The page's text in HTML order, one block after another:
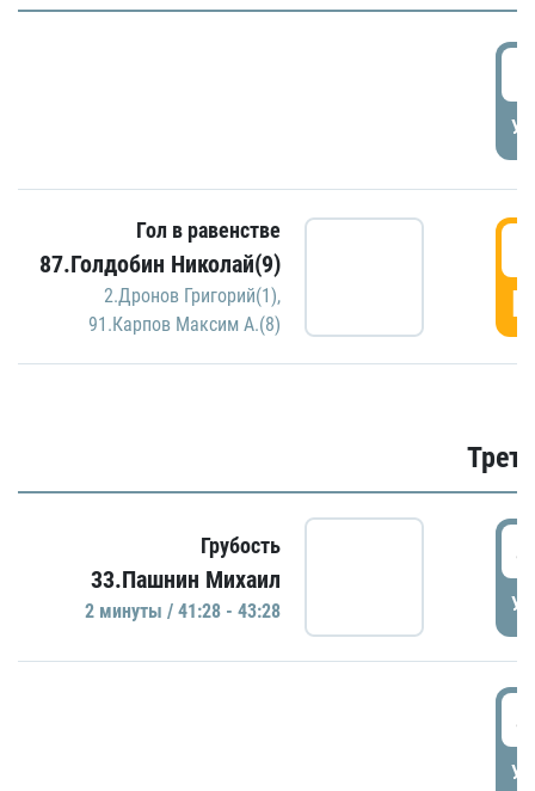
Гол в равенстве
87.Голдобин Николай(9)
2.Дронов Григорий(1),
91.Карпов Максим А.(8)
Грубость
33.Пашнин Михаил
2 минуты / 41:28 - 43:28